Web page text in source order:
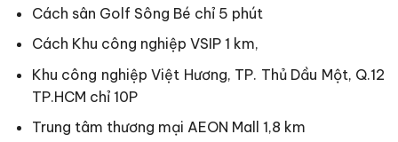
Cách sân Golf Sông Bé chỉ 5 phút
Cách Khu công nghiệp VSIP 1 km,
Khu công nghiệp Việt Hương, TP. Thủ Dầu Một, Q.12
TP.HCM chỉ 10P
Trung tâm thương mại AEON Mall 1,8 km